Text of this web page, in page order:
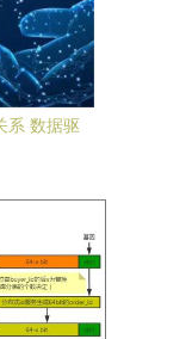
系 数据驱